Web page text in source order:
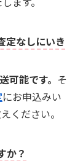
定なしにいき
能です。 そ
にお申込みい
ください。
か？